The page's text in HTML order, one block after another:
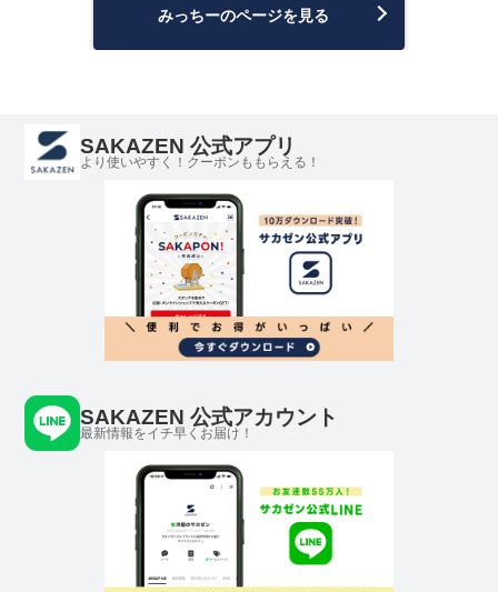
みっちーのページを見る
SAKAZEN 公式アプリ
より使いやすく！クーポンももらえる！
SAKAZEN 公式アカウント
最新情報をイチ早くお届け！